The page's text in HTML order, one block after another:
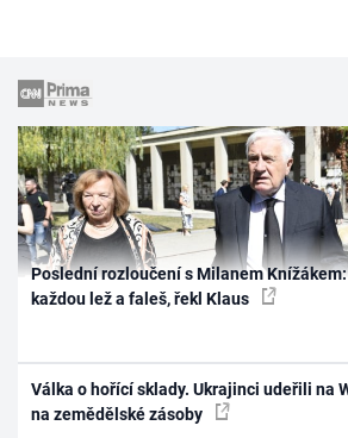
Poslední rozloučení s Milanem
každou lež a faleš, řekl Klaus
Válka o hořící sklady. Ukrajinci udeřili na
na zemědělské zásoby